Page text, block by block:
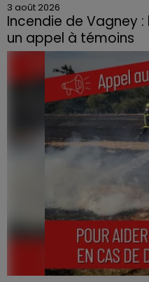
3 août 2026
Incendie de Vagney
un appel à témoins
Le feu, parti d'une haie
quartier résidentiel,
contraint à l'évacuation